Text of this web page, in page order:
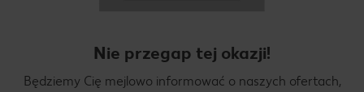
Nie przegap tej okazji!
Będziemy Cię mejlowo informować o naszych ofertach,